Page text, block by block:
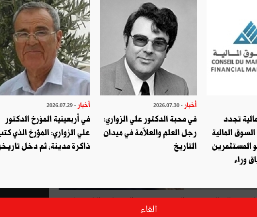
قرطاج المنعقد يوم الجمعة بقصر قرطاج برئاسة الباجي قايد
تجدد
المالية
المستثمرين
وراء
أخبار - 2026.07.30
في محبة الدكتور علي الزواري:
رجل العلم والعلاّمة في ميدان
التاريخ
أخبار - 2026.07.29
في أربعينية المؤرخ الدكتور
علي الزواري: المؤرخ الذي
ذاكرة مدينة، ثم دخل
الغاء